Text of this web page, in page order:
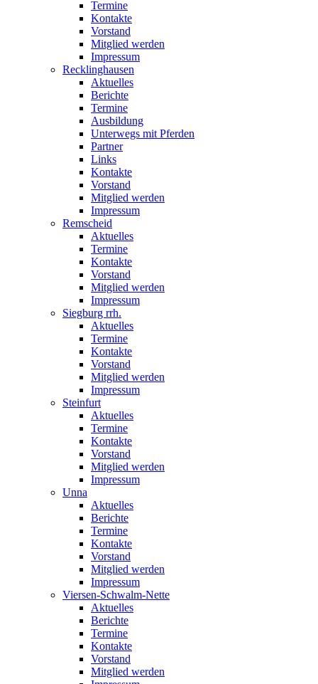
Termine
Kontakte
Vorstand
Mitglied werden
Impressum
Recklinghausen
Aktuelles
Berichte
Termine
Ausbildung
Unterwegs mit Pferden
Partner
Links
Kontakte
Vorstand
Mitglied werden
Impressum
Remscheid
Aktuelles
Termine
Kontakte
Vorstand
Mitglied werden
Impressum
Siegburg rrh.
Aktuelles
Termine
Kontakte
Vorstand
Mitglied werden
Impressum
Steinfurt
Aktuelles
Termine
Kontakte
Vorstand
Mitglied werden
Impressum
Unna
Aktuelles
Berichte
Termine
Kontakte
Vorstand
Mitglied werden
Impressum
Viersen-Schwalm-Nette
Aktuelles
Berichte
Termine
Kontakte
Vorstand
Mitglied werden